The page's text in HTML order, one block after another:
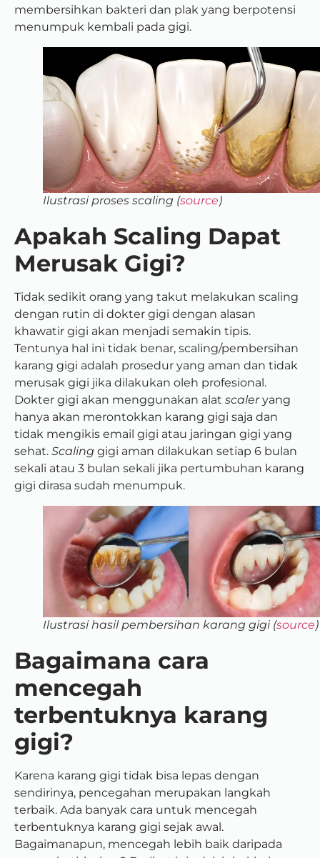
membersihkan bakteri dan plak yang berpotensi
menumpuk kembali pada gigi.
Ilustrasi proses scaling (source)
Apakah Scaling Dapat
Merusak Gigi?
Tidak sedikit orang yang takut melakukan scaling
dengan rutin di dokter gigi dengan alasan
khawatir gigi akan menjadi semakin tipis.
Tentunya hal ini tidak benar, scaling/pembersihan
karang gigi adalah prosedur yang aman dan tidak
merusak gigi jika dilakukan oleh profesional.
Dokter gigi akan menggunakan alat scaleryang
hanya akan merontokkan karang gigi saja dan
tidak mengikis email gigi atau jaringan gigi yang
sehat. Scaling gigi aman dilakukan setiap 6 bulan
sekali atau 3 bulan sekali jika pertumbuhan karang
gigi dirasa sudah menumpuk.
Ilustrasi hasil pembersihan karang gigi (source)
Bagaimana cara
mencegah
terbentuknya karang
gigi?
Karena karang gigi tidak bisa lepas dengan
sendirinya, pencegahan merupakan langkah
terbaik. Ada banyak cara untuk mencegah
terbentuknya karang gigi sejak awal.
Bagaimanapun, mencegah lebih baik daripada